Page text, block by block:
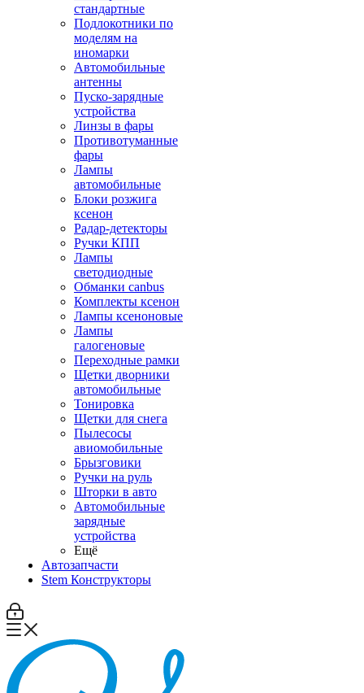
стандартные
Подлокотники по
моделям на
иномарки
Автомобильные
антенны
Пуско-зарядные
устройства
Линзы в фары
Противотуманные
фары
Лампы
автомобильные
Блоки розжига
ксенон
Радар-детекторы
Ручки КПП
Лампы
светодиодные
Обманки canbus
Комплекты ксенон
Лампы ксеноновые
Лампы
галогеновые
Переходные рамки
Щетки дворники
автомобильные
Тонировка
Щетки для снега
Пылесосы
авиомобильные
Брызговики
Ручки на руль
Шторки в авто
Автомобильные
зарядные
устройства
Ещё
Автозапчасти
Stem Конструкторы